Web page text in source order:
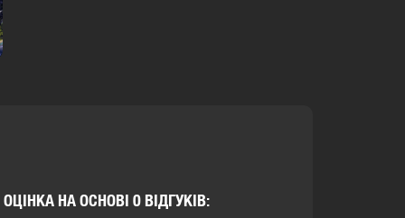
ОЦІНКА НА ОСНОВІ 0 ВІДГУКІВ: